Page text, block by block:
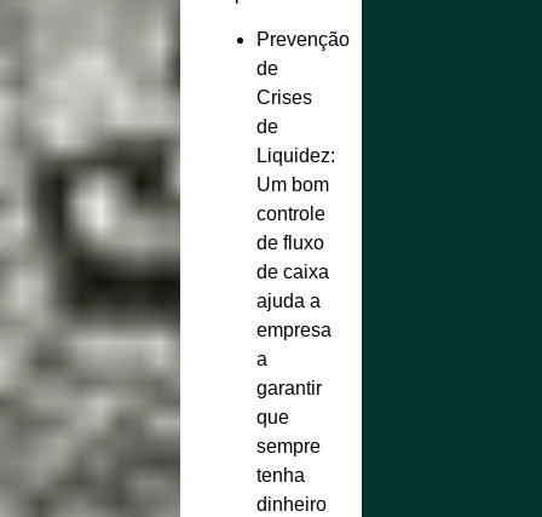
Prevenção
de
Crises
de
Liquidez:
Um bom
controle
de fluxo
de caixa
ajuda a
empresa
a
garantir
que
sempre
tenha
dinheiro